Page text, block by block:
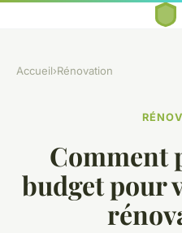
Accueil›Rénovation
Comment
budget pour